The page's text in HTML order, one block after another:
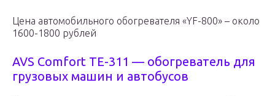
Цена автомобильного обогревателя «YF-800» – около
1600-1800 рублей
AVS Comfort TE-311 — обогреватель для
грузовых машин и автобусов